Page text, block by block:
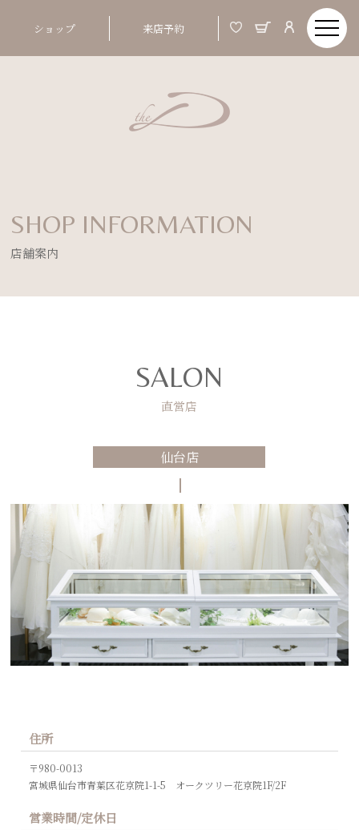
ショップ 来店予約
SHOP INFORMATION
店舗案内
SALON
直営店
仙台店
住所
〒980-0013
宮城県仙台市青葉区花京院1-1-5 オークツリー花京院1F/2F
営業時間/定休日